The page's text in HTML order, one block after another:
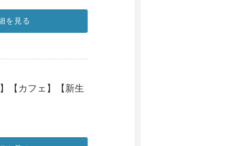
を見る
【カフェ】【新生